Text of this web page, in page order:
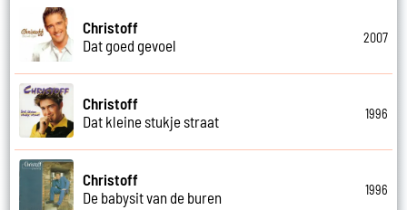
Christoff
Dat goed gevoel
2007
Christoff
Dat kleine stukje straat
1996
Christoff
De babysit van de buren
1996